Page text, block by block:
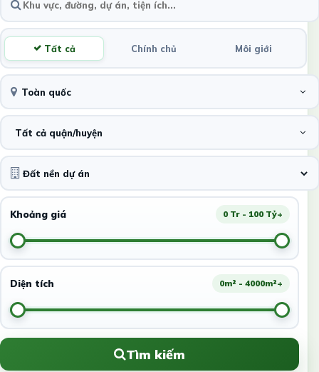
Tất cả Chính chủ Môi giới
Toàn quốc
Tất cả quận/huyện
Khoảng giá 0 Tr - 100 Tỷ+
Diện tích 0m² - 4000m²+
Tìm kiếm